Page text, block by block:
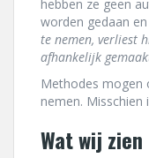
hebben ze geen
worden gedaan en
te nemen, verliest
afhankelijk
Methodes mogen
nemen. Misschien
Wat wij zien